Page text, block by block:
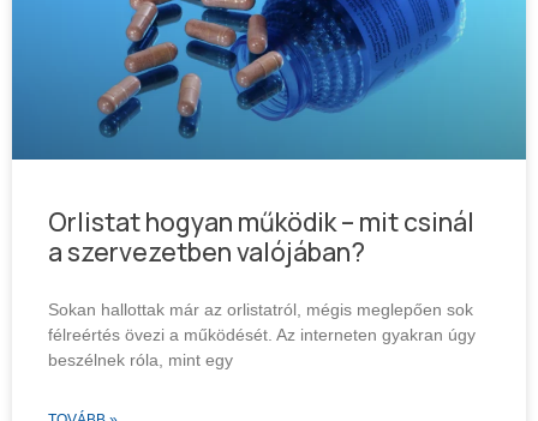
Orlistat hogyan működik – mit csinál
a szervezetben valójában?
Sokan hallottak már az orlistatról, mégis meglepően sok
félreértés övezi a működését. Az interneten gyakran úgy
beszélnek róla, mint egy